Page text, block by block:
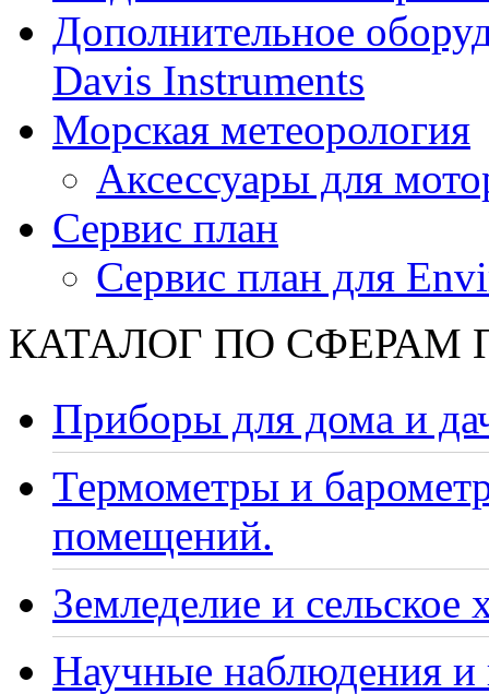
Дополнительное
Davis Instruments
Морская метеорология
Аксессуары для
Сервис план
Сервис план для
КАТАЛОГ ПО СФЕРАМ
Приборы для дома и
Термометры и
помещений.
Земледелие и сельское
Научные наблюдения и